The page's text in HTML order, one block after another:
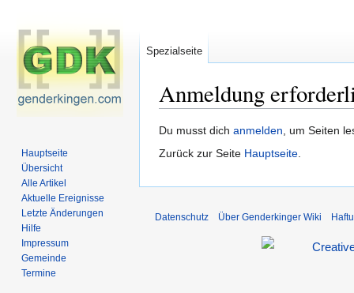
Anmeldung
Zur
Navigation
Zur
Suche
Du musst dich anmelden, um Seiten
Zurück zur Seite Hauptseite.
Spezialseite
Hauptseite
Übersicht
Alle Artikel
Aktuelle Ereignisse
Letzte Änderungen
Hilfe
Impressum
Gemeinde
Termine
Datenschutz Über Genderkinger Wiki